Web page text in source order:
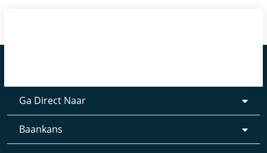
Ga Direct Naar
Baankans